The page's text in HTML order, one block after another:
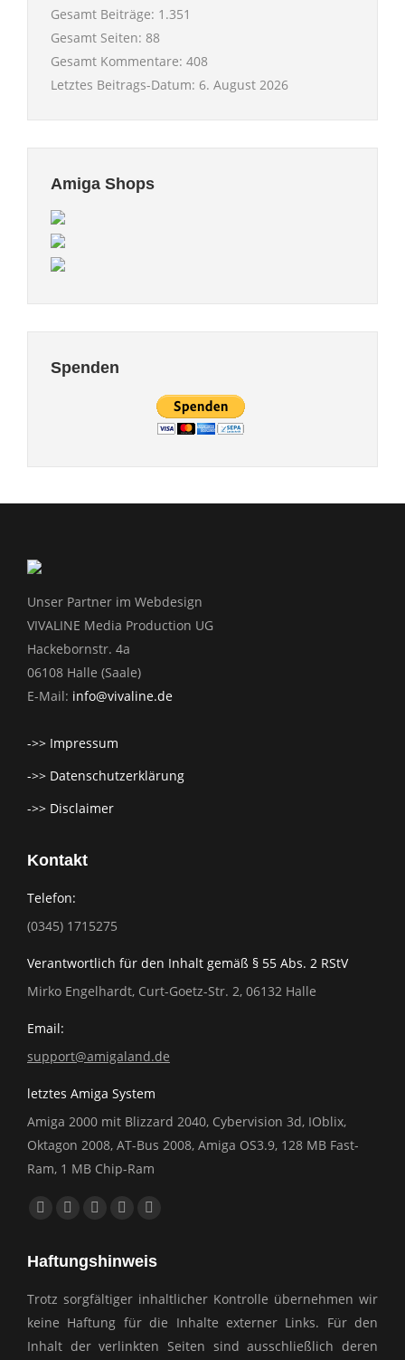
Gesamt Beiträge: 1.351
Gesamt Seiten: 88
Gesamt Kommentare: 408
Letztes Beitrags-Datum: 6. August 2026
Amiga Shops
Spenden
Unser Partner im Webdesign
VIVALINE Media Production UG
Hackebornstr. 4a
06108 Halle (Saale)
E-Mail: info@vivaline.de
->> Impressum
->> Datenschutzerklärung
->> Disclaimer
Kontakt
Telefon:
(0345) 1715275
Verantwortlich für den Inhalt gemäß § 55 Abs. 2 RStV
Mirko Engelhardt, Curt-Goetz-Str. 2, 06132 Halle
Email:
support@amigaland.de
letztes Amiga System
Amiga 2000 mit Blizzard 2040, Cybervision 3d, IOblix,
Oktagon 2008, AT-Bus 2008, Amiga OS3.9, 128 MB Fast-
Ram, 1 MB Chip-Ram
Finden Sie uns auf:
Facebook
opens
YouTube
opens
new
window
E-
page
new
Website
opens
Whatsapp
opens
Haftungshinweis
Trotz sorgfältiger inhaltlicher Kontrolle übernehmen wir
keine Haftung für die Inhalte externer Links. Für den
Inhalt der verlinkten Seiten sind ausschließlich deren